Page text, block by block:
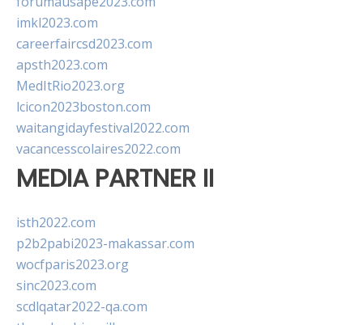
imkl2023.com
careerfaircsd2023.com
apsth2023.com
MedItRio2023.org
lcicon2023boston.com
waitangidayfestival2022.com
vacancesscolaires2022.com
MEDIA PARTNER II
isth2022.com
p2b2pabi2023-makassar.com
wocfparis2023.org
sinc2023.com
scdlqatar2022-qa.com